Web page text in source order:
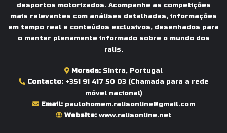
desportos motorizados. Acompanhe as competições
mais relevantes com análises detalhadas, informações
em tempo real e conteúdos exclusivos, desenhados para
o manter plenamente informado sobre o mundo dos
ralis.
Morada: Sintra, Portugal
Contacto: +351 91 417 50 03(Chamada para a rede
móvel nacional)
Email: paulohomem.ralisonline@gmail.com
Website: www.ralisonline.net